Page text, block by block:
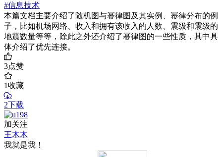
#信息技术
本篇文档主要介绍了随机图与幂律图及其实例、幂律分布的例
子，比如机场网络、收入和拥有该收入的人数、震级和震级的
地震数量等等，除此之外还介绍了幂律图的一些性质，其中具
体介绍了优先连接。
3点赞
1收藏
2下载
加关注
王木木
我就是我！